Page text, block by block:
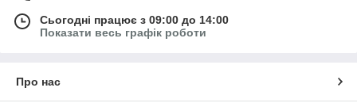
Сьогодні працює з 09:00 до 14:00
Показати весь графік роботи
Про нас